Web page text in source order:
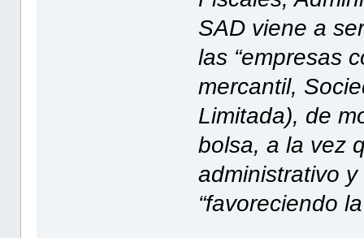
SAD viene a
las “empresas
mercantil,
Limitada), de
bolsa, a la vez
administrativo
“favoreciendo